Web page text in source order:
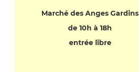
Marché des Anges Gardins
de 10h à 18h
entrée libre